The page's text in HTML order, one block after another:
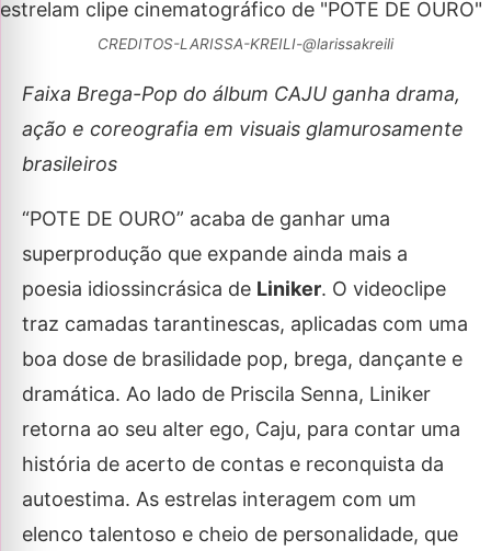
CREDITOS-LARISSA-KREILI-@larissakreili
Faixa Brega-Pop do álbum CAJU ganha drama,
ação e coreografia em visuais glamurosamente
brasileiros
“POTE DE OURO” acaba de ganhar uma
superprodução que expande ainda mais a
poesia idiossincrásica de Liniker. O videoclipe
traz camadas tarantinescas, aplicadas com uma
boa dose de brasilidade pop, brega, dançante e
dramática. Ao lado de Priscila Senna, Liniker
retorna ao seu alter ego, Caju, para contar uma
história de acerto de contas e reconquista da
autoestima. As estrelas interagem com um
elenco talentoso e cheio de personalidade, que